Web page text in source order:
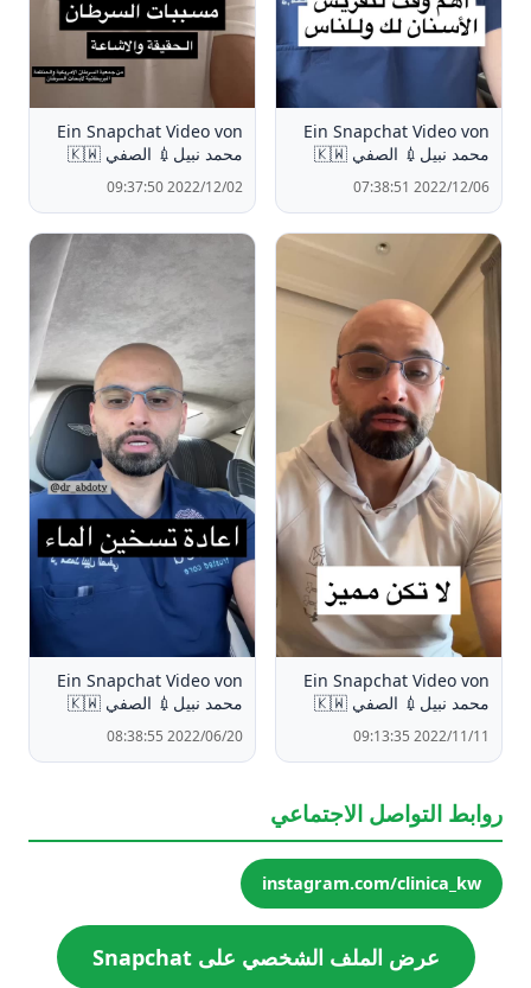
Ein Snapchat Video von
محمد نبيل💉 الصفي 🇰🇼
2022/12/06 07:38:51
Ein Snapchat Video von
محمد نبيل💉 الصفي 🇰🇼
2022/12/02 09:37:50
Ein Snapchat Video von
محمد نبيل💉 الصفي 🇰🇼
2022/11/11 09:13:35
Ein Snapchat Video von
محمد نبيل💉 الصفي 🇰🇼
2022/06/20 08:38:55
روابط التواصل الاجتماعي
instagram.com/clinica_kw
عرض الملف الشخصي على Snapchat